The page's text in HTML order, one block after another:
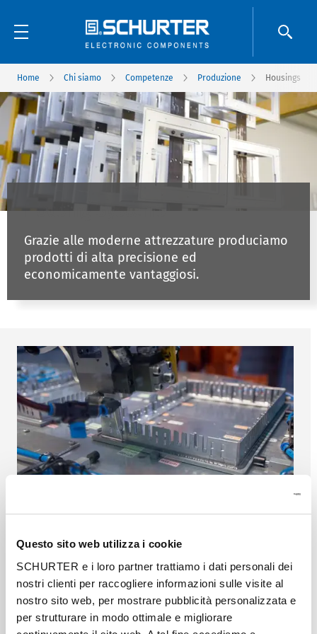
Questo sito web utilizza i cookie
SCHURTER e i loro partner trattiamo i dati personali dei
nostri clienti per raccogliere informazioni sulle visite al
nostro sito web, per mostrare pubblicità personalizzata e
per strutturare in modo ottimale e migliorare
Home Chi siamo Competenze Produzione Housings
Housing Systems
Grazie alle moderne attrezzature produciamo
prodotti di alta precisione ed
economicamente vantaggiosi.
Housing systems
SCHURTER produces aluminium housing
systems and front panels in house. Thanks to